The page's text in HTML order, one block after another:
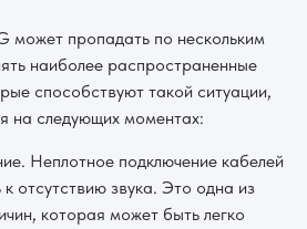
может пропадать по нескольким
наиболее распространенные
способствуют такой ситуации,
на следующих моментах:
Неплотное подключение кабелей
отсутствию звука. Это одна из
которая может быть легко